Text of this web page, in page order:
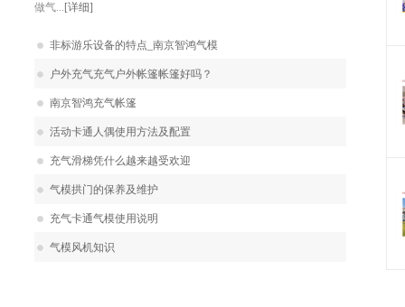
做气... [详细]
非标游乐设备的特点_南京智鸿气模
户外充气充气户外帐篷帐篷好吗？
南京智鸿充气帐篷
活动卡通人偶使用方法及配置
充气滑梯凭什么越来越受欢迎
气模拱门的保养及维护
充气卡通气模使用说明
气模风机知识